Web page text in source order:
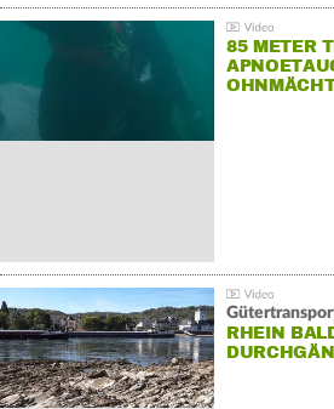
85 METER
RHEIN